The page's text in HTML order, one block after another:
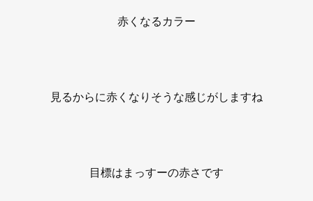
赤くなるカラー
見るからに赤くなりそうな感じがしますね
目標はまっすーの赤さです